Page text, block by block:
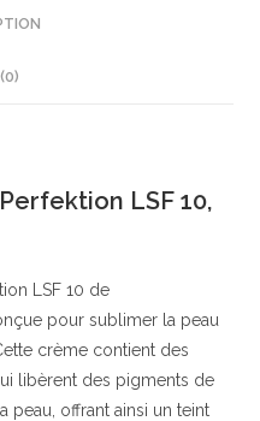
LSF 10,
LSF 10 de
pour sublimer la peau
crème contient des
libèrent des pigments de
peau, offrant ainsi un teint